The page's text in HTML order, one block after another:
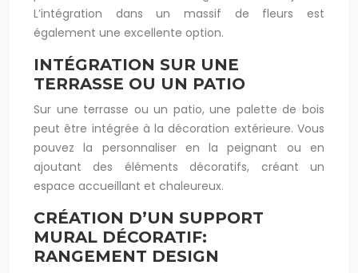
L’intégration dans un massif de fleurs est
également une excellente option.
INTÉGRATION SUR UNE
TERRASSE OU UN PATIO
Sur une terrasse ou un patio, une palette de bois
peut être intégrée à la décoration extérieure. Vous
pouvez la personnaliser en la peignant ou en
ajoutant des éléments décoratifs, créant un
espace accueillant et chaleureux.
CRÉATION D’UN SUPPORT
MURAL DÉCORATIF:
RANGEMENT DESIGN